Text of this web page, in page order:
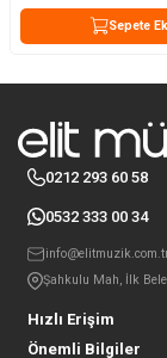
Sepete
Hızlı Erişim
Önemli Bilgiler
0212 293 60 58
0532 333 00 34
Şahkulu Mah, İlk